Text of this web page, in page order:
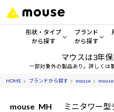
形状・タイプ
から探す
形状・タイプから探す をす
デスクトップPC
ノートPC
ブランド
から探す
mouse
G TUNE
NEXTGEAR
マウスは3年
一部対象外の製品あり。詳しくは
HOME ブランドから探す mouse
mouse MH ミニタワー